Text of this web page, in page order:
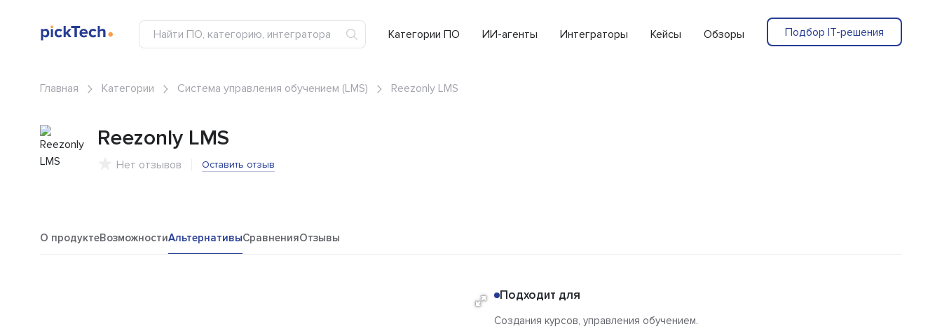
Категории ПО ИИ-агенты Интеграторы Кейсы Обзоры Подбор IT-решения
Главная Категории Система управления обучением (LMS) Reezonly LMS
Reezonly LMS
Нет отзывов Оставить отзыв
О продуктеВозможностиАльтернативыСравненияОтзывы
Подходит для
Создания курсов, управления обучением.